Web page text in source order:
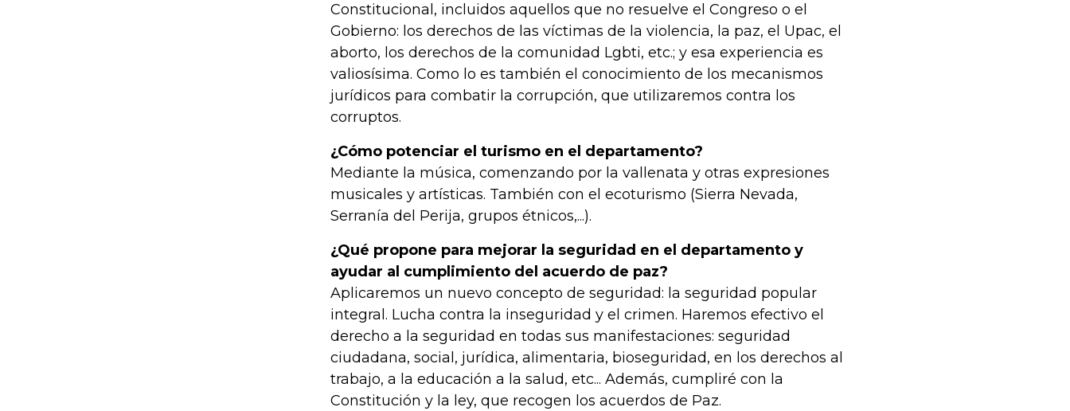
Constitucional, incluidos aquellos que no resuelve el Congreso o el
Gobierno: los derechos de las víctimas de la violencia, la paz, el Upac, el
aborto, los derechos de la comunidad Lgbti, etc.; y esa experiencia es
valiosísima. Como lo es también el conocimiento de los mecanismos
jurídicos para combatir la corrupción, que utilizaremos contra los
corruptos.
¿Cómo potenciar el turismo en el departamento?
Mediante la música, comenzando por la vallenata y otras expresiones
musicales y artísticas. También con el ecoturismo (Sierra Nevada,
Serranía del Perija, grupos étnicos,...).
¿Qué propone para mejorar la seguridad en el departamento y
ayudar al cumplimiento del acuerdo de paz?
Aplicaremos un nuevo concepto de seguridad: la seguridad popular
integral. Lucha contra la inseguridad y el crimen. Haremos efectivo el
derecho a la seguridad en todas sus manifestaciones: seguridad
ciudadana, social, jurídica, alimentaria, bioseguridad, en los derechos al
trabajo, a la educación a la salud, etc... Además, cumpliré con la
Constitución y la ley, que recogen los acuerdos de Paz.